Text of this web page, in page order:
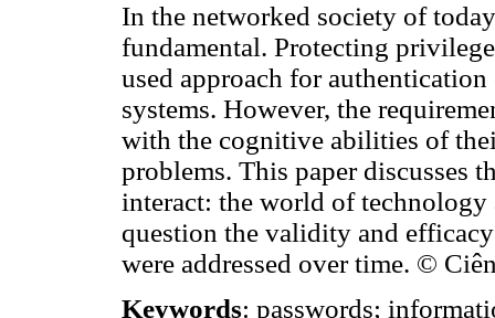
In the networked society of
fundamental. Protecting
used approach for
systems. However, the
with the cognitive abilities of
problems. This paper discusses
interact: the world of
question the validity and
were addressed over time. ©
Keywords: passwords;